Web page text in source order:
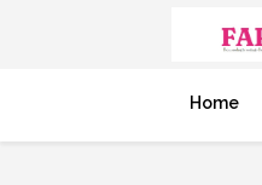
Home